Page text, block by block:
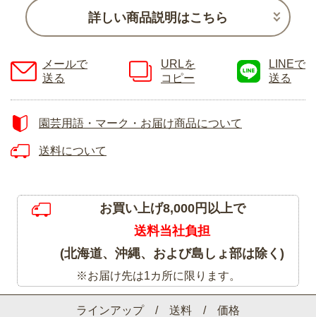
ラインアップ / 送料 / 価格
詳しい商品説明はこちら
メールで
送る
URLを
コピー
LINEで
送る
園芸用語・マーク・お届け商品について
送料について
お買い上げ8,000円以上で
送料当社負担
(北海道、沖縄、および島しょ部は除く)
※お届け先は1カ所に限ります。